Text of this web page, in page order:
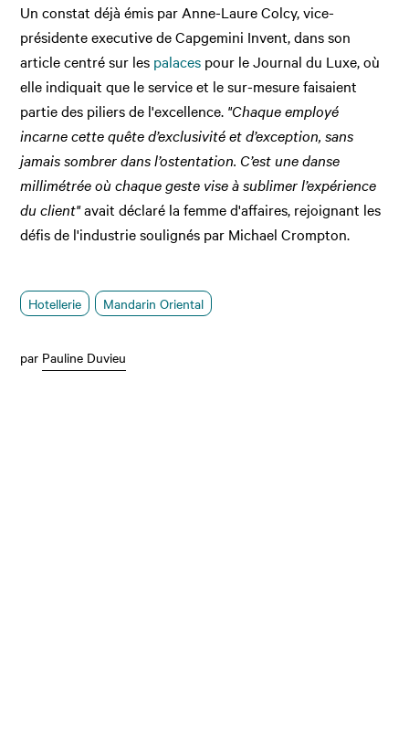
Un constat déjà émis par Anne-Laure Colcy, vice-
présidente executive de Capgemini Invent, dans son
article centré sur les palaces pour le Journal du Luxe, où
elle indiquait que le service et le sur-mesure faisaient
partie des piliers de l'excellence. "Chaque employé
incarne cette quête d’exclusivité et d’exception, sans
jamais sombrer dans l’ostentation. C’est une danse
millimétrée où chaque geste vise à sublimer l’expérience
du client"avait déclaré la femme d'affaires, rejoignant les
défis de l'industrie soulignés par Michael Crompton.
Hotellerie Mandarin Oriental
par Pauline Duvieu